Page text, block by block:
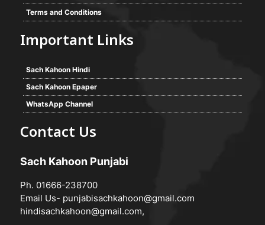
Terms and Conditions
Important Links
Sach Kahoon Hindi
Sach Kahoon Epaper
WhatsApp Channel
Contact Us
Sach Kahoon Punjabi
Ph. 01666-238700
Email Us- punjabisachkahoon@gmail.com
hindisachkahoon@gmail.com,